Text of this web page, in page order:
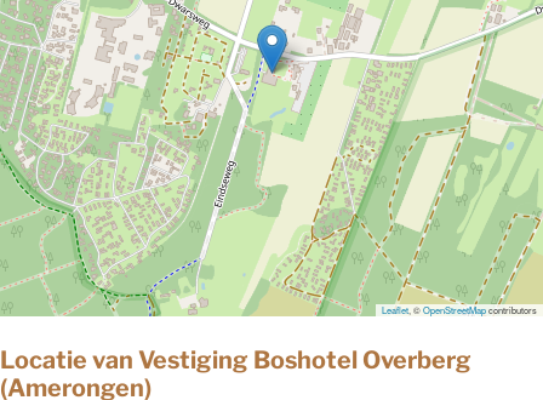
Leaflet, ©OpenStreetMapcontributors
Locatie van Vestiging Boshotel Overberg
(Amerongen)